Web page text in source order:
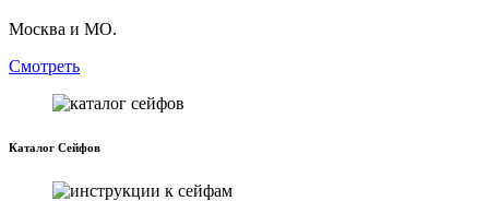
Москва и МО.
Смотреть
Каталог Сейфов